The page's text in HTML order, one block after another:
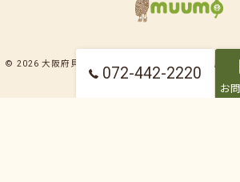
072-442-2220
お
© 2026 大阪府貝塚のエステならフェイシャル・脱毛
RESERVED.